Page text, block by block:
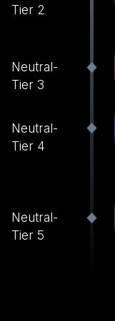
Tier 2
Neutral-
Tier 3
Neutral-
Tier 4
Neutral-
Tier 5